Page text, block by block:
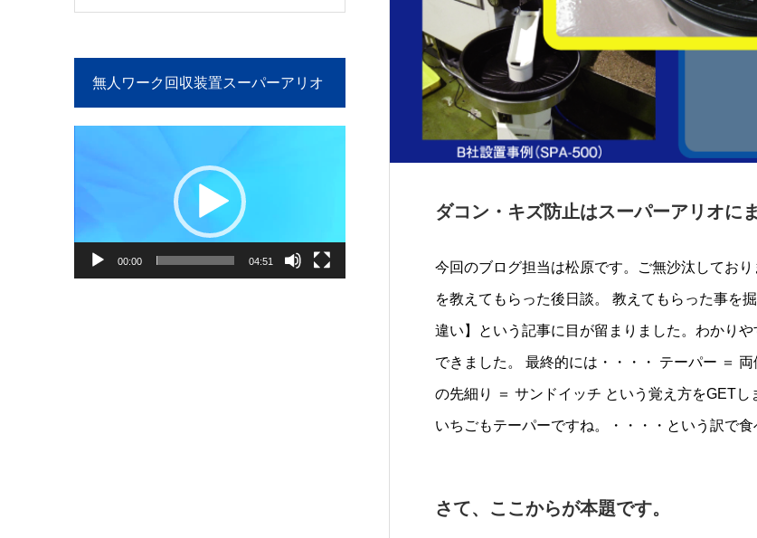
ダコン・キズ防止はスーパーアリオに
今回のブログ担当は松原です。ご無沙汰しており
を教えてもらった後日談。 教えてもらった事を
違い】という記事に目が留まりました。わかり
できました。 最終的には・・・・ テーパー ＝
の先細り ＝ サンドイッチ という覚え方をGET
いちごもテーパーですね。・・・・という訳で
さて、ここからが本題です。
無人ワーク回収装置スーパーアリオ
00:00 04:51